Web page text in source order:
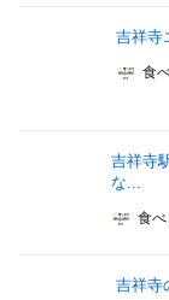
吉祥寺
食
吉祥寺
な...
食
吉祥寺